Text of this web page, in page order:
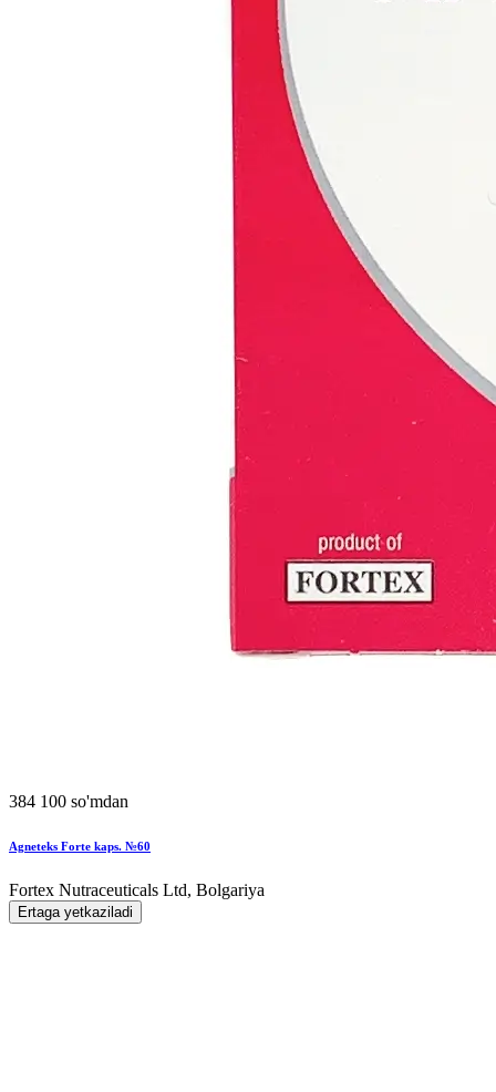
384 100 so'mdan
Agneteks Forte kaps. №60
Fortex Nutraceuticals Ltd, Bolgariya
Ertaga yetkaziladi